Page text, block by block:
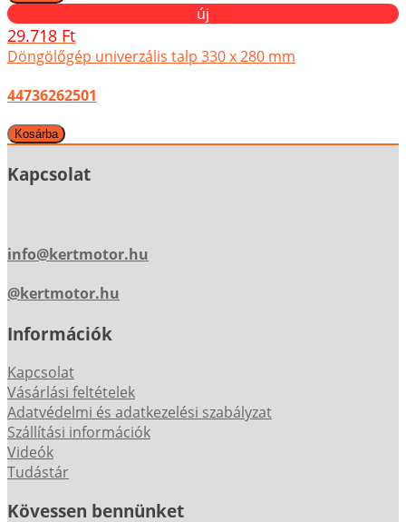
új
29.718 Ft
Döngölőgép univerzális talp 330 x 280 mm
44736262501
Kapcsolat
info@kertmotor.hu
@kertmotor.hu
Információk
Kapcsolat
Vásárlási feltételek
Adatvédelmi és adatkezelési szabályzat
Szállítási információk
Videók
Tudástár
Kövessen bennünket